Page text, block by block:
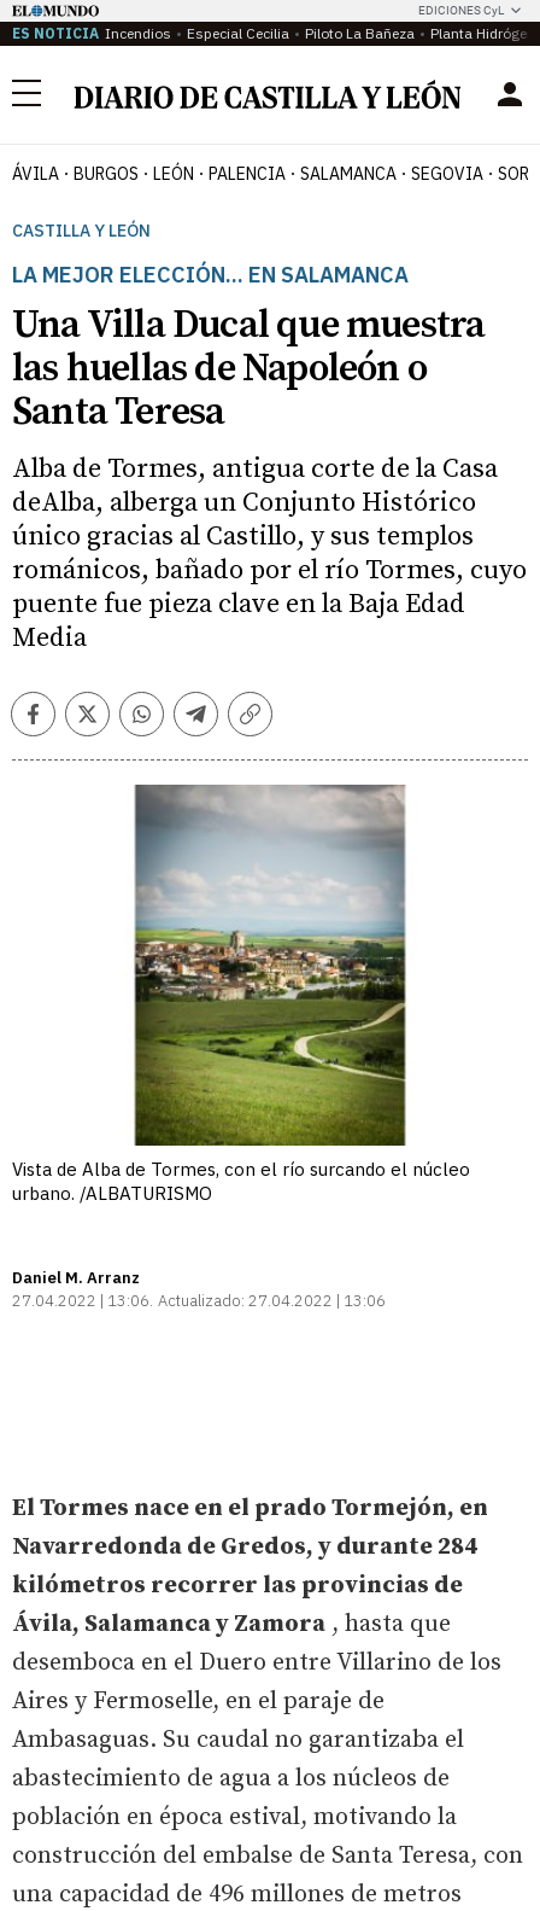
EDICIONES CyL
ES NOTICIA Incendios Especial Cecilia Piloto La Bañeza Planta
Menú
ÁVILA BURGOS LEÓN PALENCIA SALAMANCA SEGOVIA
CASTILLA Y LEÓN
LA MEJOR ELECCIÓN... EN SALAMANCA
Una Villa Ducal que muestra
las huellas de Napoleón o
Santa Teresa
Alba de Tormes, antigua corte de la Casa
deAlba, alberga un Conjunto Histórico
único gracias al Castillo, y sus templos
románicos, bañado por el río Tormes, cuyo
puente fue pieza clave en la Baja Edad
Media
FacebookTwitterWhatsappTelegramCopiar
Vista de Alba de Tormes, con el río surcando el núcleo
urbano. /ALBATURISMO
Daniel M. Arranz
27.04.2022 | 13:06 Actualizado: 27.04.2022 | 13:06
El Tormes nace en el prado Tormejón, en
Navarredonda de Gredos, y durante 284
kilómetros recorrer las provincias de
Ávila, Salamanca y Zamora , hasta que
desemboca en el Duero entre Villarino de los
Aires y Fermoselle, en el paraje de
Ambasaguas. Su caudal no garantizaba el
abastecimiento de agua a los núcleos de
población en época estival, motivando la
construcción del embalse de Santa Teresa, con
una capacidad de 496 millones de metros